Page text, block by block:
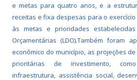
e metas para quatro anos, e a
receitas e fixa despesas para o
às metas e prioridades
Orçamentárias (LDO).Também foram
econômico do município, as projeções
prioritárias de investimento,
infraestrutura, assistência social,